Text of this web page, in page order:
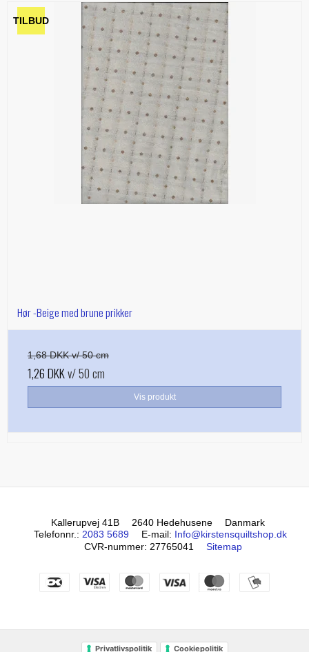
TILBUD
Hør -Beige med brune prikker
1,68 DKK v/ 50 cm
1,26 DKKv/ 50 cm
Vis produkt
Kallerupvej 41B 2640 Hedehusene
Danmark
Telefonnr.: 2083 5689 E-mail: Info@kirstensquiltshop.dk
CVR-nummer: 27765041 Sitemap
Privatlivspolitik Cookiepolitik